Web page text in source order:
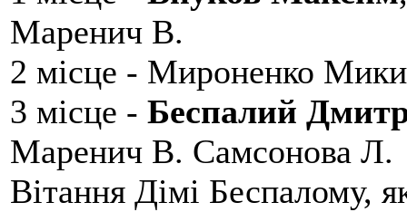
Маренич В.
2 місце - Мироненко
3 місце - Беспалий
Маренич В. Самсонова Л.
Вітання Дімі Беспалому,